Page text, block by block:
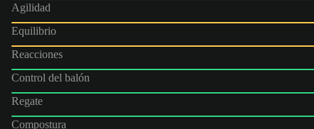
Agilidad
Equilibrio
Reacciones
Control del balón
Regate
Compostura